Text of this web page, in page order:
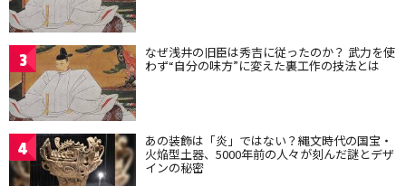
3 なぜ浅井の旧臣は秀吉に従ったのか？ 武力を使
わず“自分の味方”に変えた裏工作の技法とは
4 あの装飾は「炎」ではない？縄文時代の国宝・
火焔型土器、5000年前の人々が刻んだ謎とデザ
インの秘密